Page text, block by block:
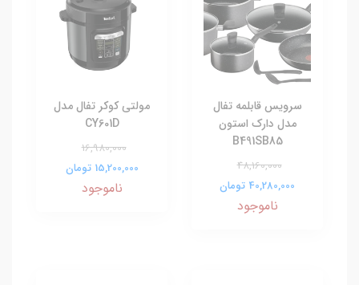
سرویس قابلمه تفال
مدل دارک استون
B491SB85
48,160,000
40,280,000 تومان
ناموجود
مولتی کوکر تفال مدل
CY601D
16,980,000
15,200,000 تومان
ناموجود